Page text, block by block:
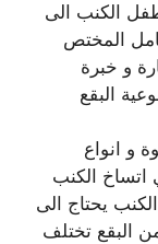
الكنب الى
المختص
و خبرة
البقع
و انواع
اتساخ الكنب
يحتاج الى
البقع تختلف